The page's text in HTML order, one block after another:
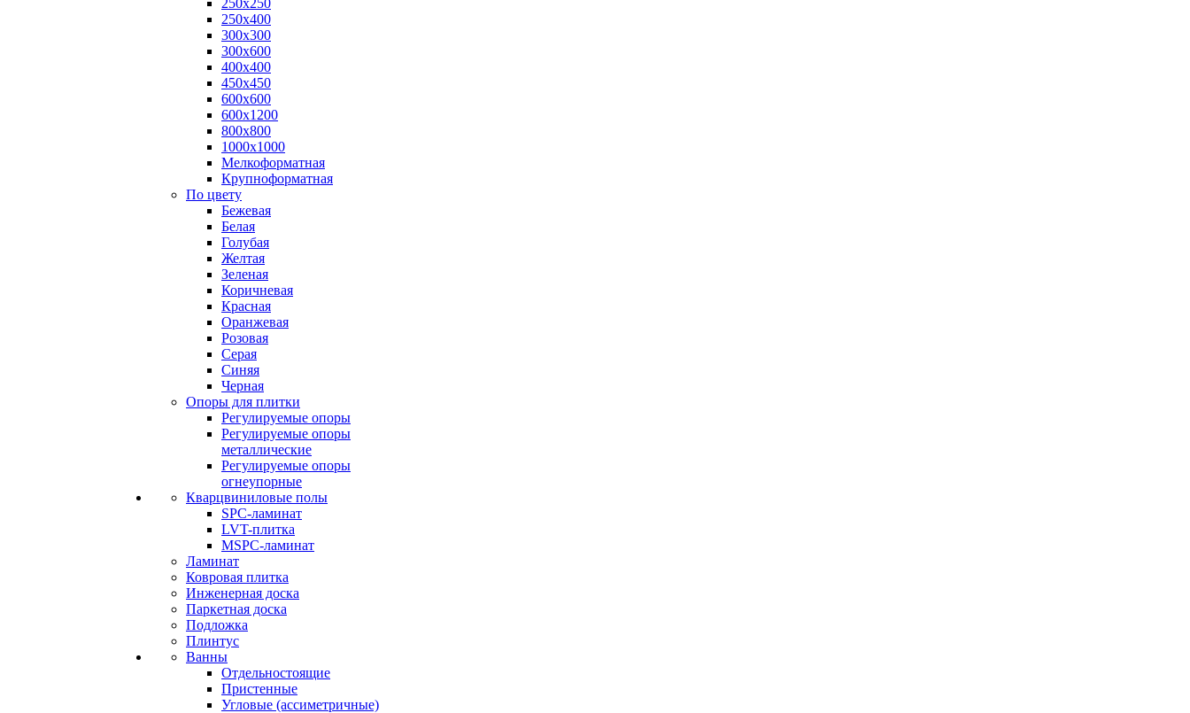
250х250
250х400
300х300
300х600
400х400
450х450
600х600
600х1200
800х800
1000х1000
Мелкоформатная
Крупноформатная
По цвету
Бежевая
Белая
Голубая
Желтая
Зеленая
Коричневая
Красная
Оранжевая
Розовая
Серая
Синяя
Черная
Опоры для плитки
Регулируемые опоры
Регулируемые опоры
металлические
Регулируемые опоры
огнеупорные
Кварцвиниловые полы
SPC-ламинат
LVT-плитка
MSPC-ламинат
Ламинат
Ковровая плитка
Инженерная доска
Паркетная доска
Подложка
Плинтус
Ванны
Отдельностоящие
Пристенные
Угловые (ассиметричные)